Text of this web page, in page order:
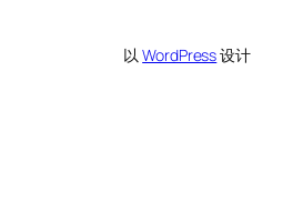
以WordPress设计